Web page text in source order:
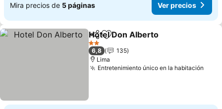
Mira precios de 5 páginas Ver precios
CompartirAgregar a favoritos
Hotel Don Alberto
2 Estrellas
6,8
135
Lima
Entretenimiento único en la habitación